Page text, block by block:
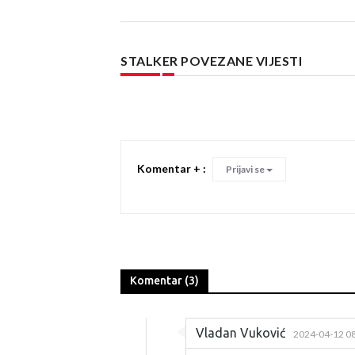
STALKER POVEZANE VIJESTI
Komentar + : Prijavi se
Komentar (3)
Vladan Vuković 2024-04-12